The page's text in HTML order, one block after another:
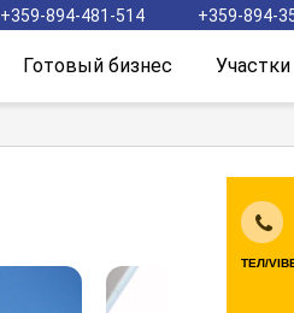
+359-894-481-514 +359-894-
Готовый бизнес Участки
ТЕЛ/